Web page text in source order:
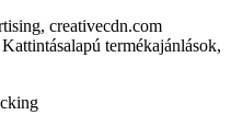
creativecdn.com
termékajánlások,